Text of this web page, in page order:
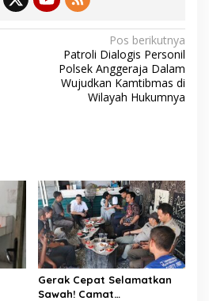
Pos berikutnya
Patroli Dialogis Personil
Polsek Anggeraja Dalam
Wujudkan Kamtibmas di
Wilayah Hukumnya
Gerak Cepat Selamatkan
Sawah! Camat